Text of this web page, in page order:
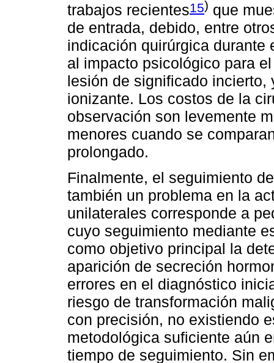
trabajos recientes15) que
de entrada, debido, entre
indicación quirúrgica durante
al impacto psicológico para
lesión de significado
ionizante. Los costos de la
observación son levemente
menores cuando se
prolongado.
Finalmente, el seguimiento
también un problema en la
unilaterales corresponde a
cuyo seguimiento mediante
como objetivo principal la
aparición de secreción
errores en el diagnóstico
riesgo de transformación
con precisión, no existiendo
metodológica suficiente aún
tiempo de seguimiento. Sin